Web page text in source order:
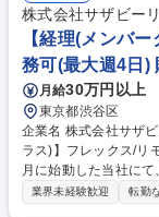
さがあります。 募集職種 【神戸/総務経理（部長候補）】役割に捉われず
幅広い業務に挑戦で
株式会社サザビー
【経理(メンバ
務可(最大週4日)
月給30万円以上
東京都渋谷区
企業名 株式会社サザビーリーグア
ラス)】フレックス/リモート
月に始動した当社に
します。 事業成長と
業界未経験歓迎 転勤